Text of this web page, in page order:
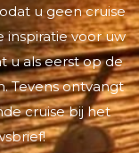
u geen cruise
inspiratie voor uw
u als eerst op de
Tevens ontvangt
cruise bij het